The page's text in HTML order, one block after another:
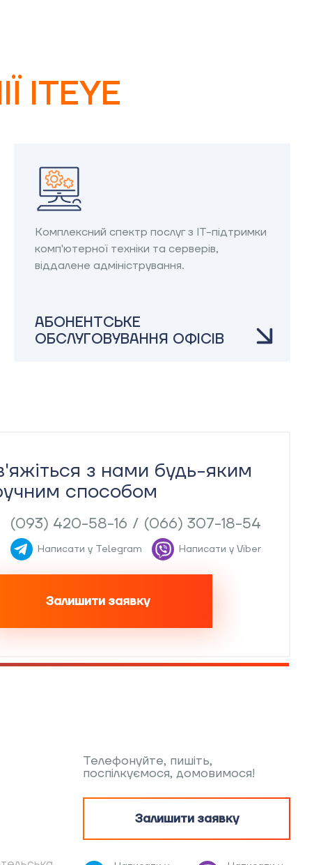
ITEYE
Комплексний спектр послуг з IT-підтримки
комп'ютерної техніки та серверів,
віддалене адміністрування.
АБОНЕНТСЬКЕ
ОБСЛУГОВУВАННЯ ОФІСІВ
з нами будь-яким
способом
(093) 420-58-16 / (066) 307-18-54
Написати у Telegram Написати у Viber
Залишити заявку
Телефонуйте, пишіть,
поспілкуємося, домовимося!
Залишити заявку